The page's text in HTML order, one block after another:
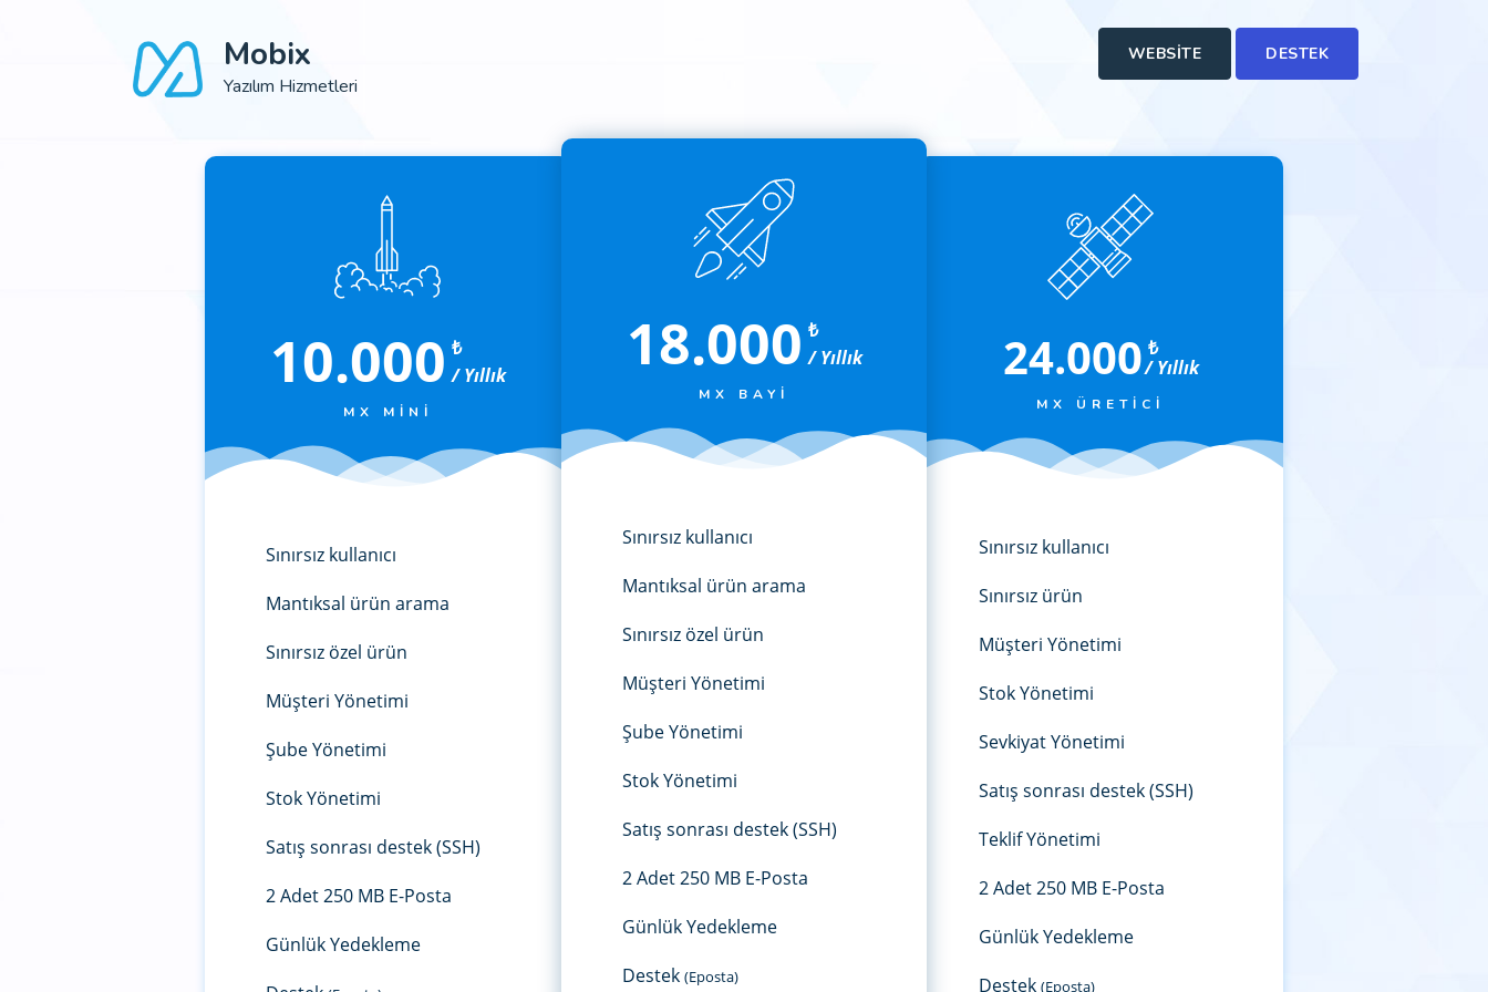
Mobix
Yazılım Hizmetleri
WEBSITE DESTEK
10.000 ₺
/ Yıllık
MX MINI
Sınırsız kullanıcı
Mantıksal ürün arama
Sınırsız özel ürün
Müşteri Yönetimi
Şube Yönetimi
Stok Yönetimi
Satış sonrası destek (SSH)
2 Adet 250 MB E-Posta
Günlük Yedekleme
18.000 ₺
/ Yıllık
MX BAYI
Sınırsız kullanıcı
Mantıksal ürün arama
Sınırsız özel ürün
Müşteri Yönetimi
Şube Yönetimi
Stok Yönetimi
Satış sonrası destek (SSH)
2 Adet 250 MB E-Posta
Günlük Yedekleme
Destek (Eposta)
24.000 ₺
/ Yıllık
MX ÜRETICI
Sınırsız kullanıcı
Sınırsız ürün
Müşteri Yönetimi
Stok Yönetimi
Sevkiyat Yönetimi
Satış sonrası destek (SSH)
Teklif Yönetimi
2 Adet 250 MB E-Posta
Günlük Yedekleme
Destek (Eposta)